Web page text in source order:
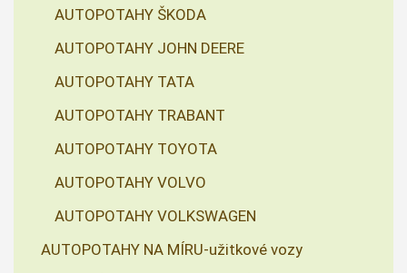
AUTOPOTAHY ŠKODA
AUTOPOTAHY JOHN DEERE
AUTOPOTAHY TATA
AUTOPOTAHY TRABANT
AUTOPOTAHY TOYOTA
AUTOPOTAHY VOLVO
AUTOPOTAHY VOLKSWAGEN
AUTOPOTAHY NA MÍRU-užitkové vozy